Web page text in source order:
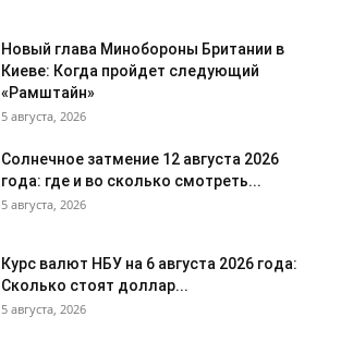
Новый глава Минобороны Британии в
Киеве: Когда пройдет следующий
«Рамштайн»
5 августа, 2026
Солнечное затмение 12 августа 2026
года: где и во сколько смотреть...
5 августа, 2026
Курс валют НБУ на 6 августа 2026 года:
Сколько стоят доллар...
5 августа, 2026